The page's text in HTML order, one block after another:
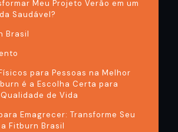
Meu Projeto Verão em um
Saudável?
Brasil
para Pessoas na Melhor
é a Escolha Certa para
de Vida
Emagrecer: Transforme Seu
Fitburn Brasil